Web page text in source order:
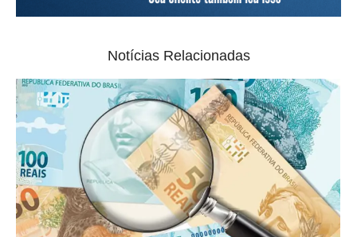
Notícias Relacionadas